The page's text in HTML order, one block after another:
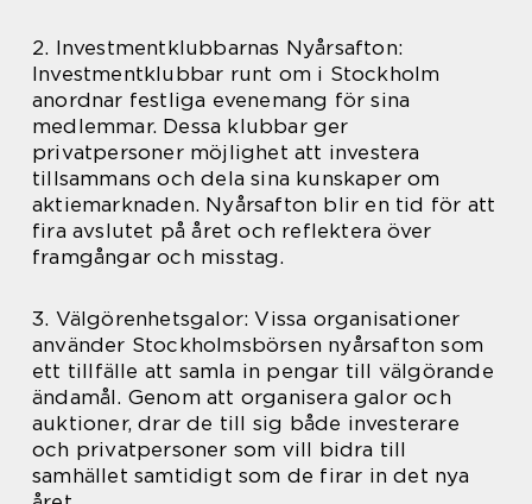
2. Investmentklubbarnas Nyårsafton:
Investmentklubbar runt om i Stockholm
anordnar festliga evenemang för sina
medlemmar. Dessa klubbar ger
privatpersoner möjlighet att investera
tillsammans och dela sina kunskaper om
aktiemarknaden. Nyårsafton blir en tid för att
fira avslutet på året och reflektera över
framgångar och misstag.
3. Välgörenhetsgalor: Vissa organisationer
använder Stockholmsbörsen nyårsafton som
ett tillfälle att samla in pengar till välgörande
ändamål. Genom att organisera galor och
auktioner, drar de till sig både investerare
och privatpersoner som vill bidra till
samhället samtidigt som de firar in det nya